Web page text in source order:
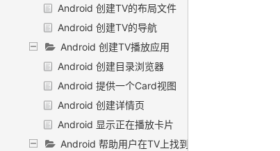
Android 创建TV的布局文件
Android 创建TV的导航
Android 创建TV播放应用
Android 创建目录浏览器
Android 提供一个Card视图
Android 创建详情页
Android 显示正在播放卡片
Android 帮助用户在TV上找到内容